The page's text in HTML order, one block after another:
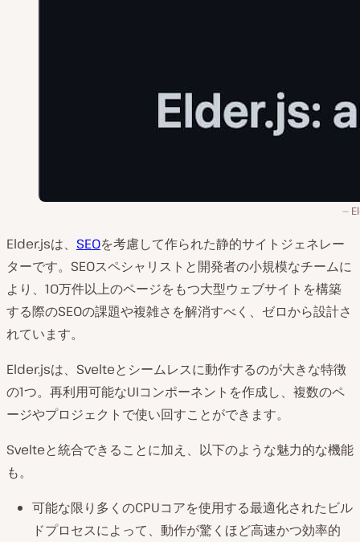
Elder.jsは、 SEOを考慮して作られた静的サイトジェネレー
ターです。SEOスペシャリストと開発者の小規模なチームに
より、10万件以上のページをもつ大型ウェブサイトを構築
する際のSEOの課題や複雑さを解消すべく、ゼロから設計さ
れています。
Elder.jsは、Svelteとシームレスに動作するのが大きな特徴
の1つ。再利用可能なUIコンポーネントを作成し、複数のペ
ージやプロジェクトで使い回すことができます。
Svelteと統合できることに加え、以下のような魅力的な機能
も。
可能な限り多くのCPUコアを使用する最適化されたビル
ドプロセスによって、動作が驚くほど高速かつ効率的